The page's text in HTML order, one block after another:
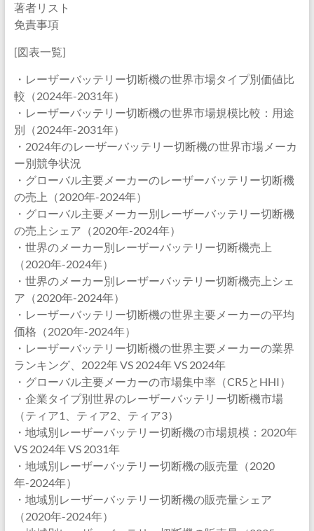
著者リスト
免責事項
[図表一覧]
・レーザーバッテリー切断機の世界市場タイプ別価値比
較（2024年-2031年）
・レーザーバッテリー切断機の世界市場規模比較：用途
別（2024年-2031年）
・2024年のレーザーバッテリー切断機の世界市場メーカ
ー別競争状況
・グローバル主要メーカーのレーザーバッテリー切断機
の売上（2020年-2024年）
・グローバル主要メーカー別レーザーバッテリー切断機
の売上シェア（2020年-2024年）
・世界のメーカー別レーザーバッテリー切断機売上
（2020年-2024年）
・世界のメーカー別レーザーバッテリー切断機売上シェ
ア（2020年-2024年）
・レーザーバッテリー切断機の世界主要メーカーの平均
価格（2020年-2024年）
・レーザーバッテリー切断機の世界主要メーカーの業界
ランキング、2022年 VS 2024年 VS 2024年
・グローバル主要メーカーの市場集中率（CR5とHHI）
・企業タイプ別世界のレーザーバッテリー切断機市場
（ティア1、ティア2、ティア3）
・地域別レーザーバッテリー切断機の市場規模：2020年
VS 2024年 VS 2031年
・地域別レーザーバッテリー切断機の販売量（2020
年-2024年）
・地域別レーザーバッテリー切断機の販売量シェア
（2020年-2024年）